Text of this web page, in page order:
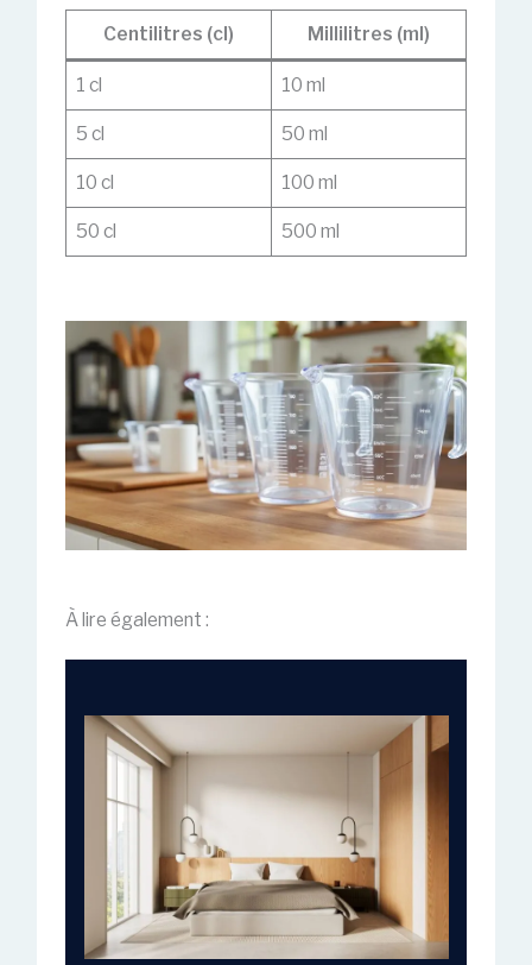
Centilitres (cl) Millilitres (ml)
1 cl 10 ml
5 cl 50 ml
10 cl 100 ml
50 cl 500 ml
À lire également :